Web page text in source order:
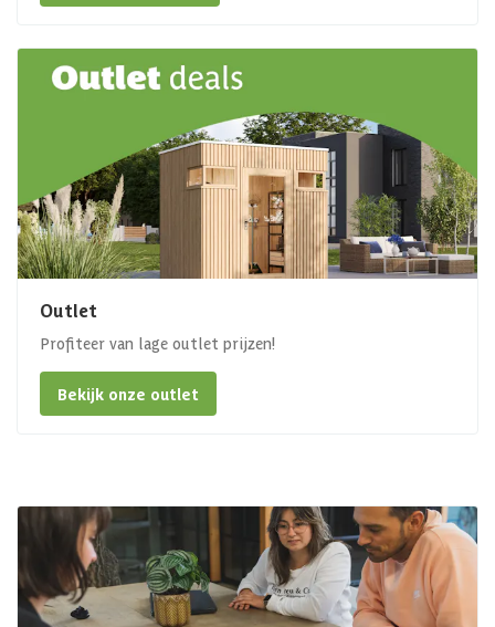
Outlet
Profiteer van lage outlet prijzen!
Bekijk onze outlet